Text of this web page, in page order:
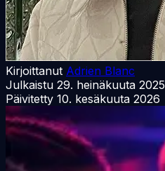
Kirjoittanut Adrien Blanc
Julkaistu 29. heinäkuuta 2025
Päivitetty 10. kesäkuuta 2026